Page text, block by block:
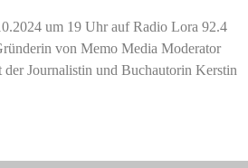
um 19 Uhr auf Radio Lora 92.4
von Memo Media Moderator
Journalistin und Buchautorin Kerstin